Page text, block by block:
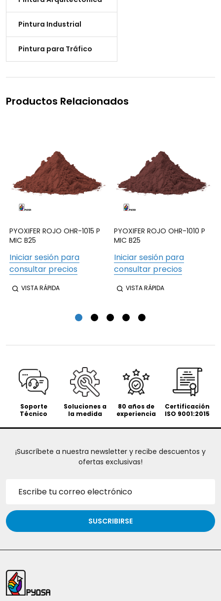
Pintura Industrial
Pintura para Tráfico
Productos Relacionados
PYOXIFER ROJO OHR-1015 P
MIC B25
Iniciar sesión para
consultar precios
VISTA RÁPIDA
PYOXIFER ROJO OHR-1010 P
MIC B25
Iniciar sesión para
consultar precios
VISTA RÁPIDA
Soporte
Técnico
Soluciones a
la medida
80 años de
experiencia
Certificación
ISO 9001:2015
¡Suscríbete a nuestra newsletter y recibe descuentos y
ofertas exclusivas!
correo
electrónico
SUSCRIBIRSE
Inicio
del